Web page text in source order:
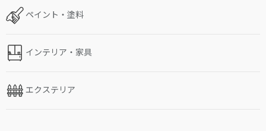
ペイント・塗料
インテリア・家具
エクステリア